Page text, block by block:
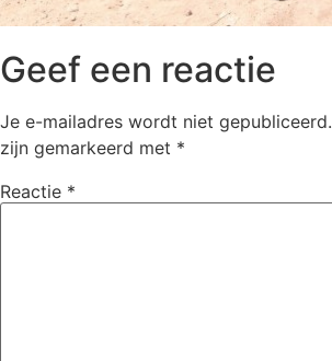
Geef een reactie
Je e-mailadres wordt niet gepubliceerd.
zijn gemarkeerd met *
Reactie *